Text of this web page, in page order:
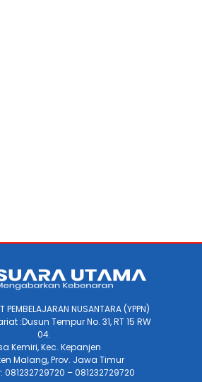
PEMBELAJARAN NUSANTARA (YPPN)
:Dusun Tempur No. 31, RT 15 RW
04.
Kemiri, Kec. Kepanjen
Malang, Prov. Jawa Timur
081232729720 – 081232729720